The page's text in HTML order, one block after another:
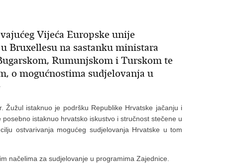
Vijeća Europske unije
Bruxellesu na sastanku ministara
Rumunjskom i Turskom te
o mogućnostima sudjelovanja u
istaknuo je podršku Republike Hrvatske jačanju i
istaknuo hrvatsko iskustvo i stručnost stečene u
ostvarivanja mogućeg sudjelovanja Hrvatske u tom
načelima za sudjelovanje u programima Zajednice.